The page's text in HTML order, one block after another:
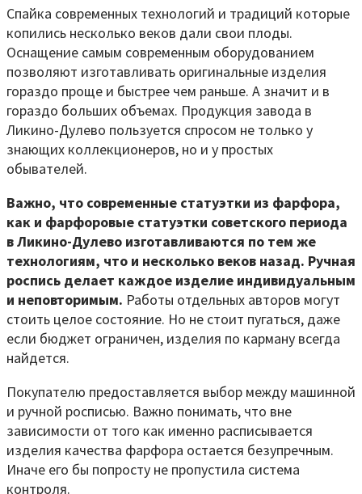
Спайка современных технологий и традиций которые
копились несколько веков дали свои плоды.
Оснащение самым современным оборудованием
позволяют изготавливать оригинальные изделия
гораздо проще и быстрее чем раньше. А значит и в
гораздо больших объемах. Продукция завода в
Ликино-Дулево пользуется спросом не только у
знающих коллекционеров, но и у простых
обывателей.
Важно, что современные статуэтки из фарфора,
как и фарфоровые статуэтки советского периода
в Ликино-Дулево изготавливаются по тем же
технологиям, что и несколько веков назад. Ручная
роспись делает каждое изделие индивидуальным
и неповторимым. Работы отдельных авторов могут
стоить целое состояние. Но не стоит пугаться, даже
если бюджет ограничен, изделия по карману всегда
найдется.
Покупателю предоставляется выбор между машинной
и ручной росписью. Важно понимать, что вне
зависимости от того как именно расписывается
изделия качества фарфора остается безупречным.
Иначе его бы попросту не пропустила система
контроля.